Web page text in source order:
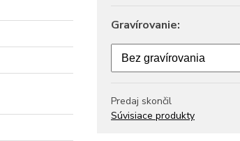
Gravírovanie:
Predaj skončil
Súvisiace produkty